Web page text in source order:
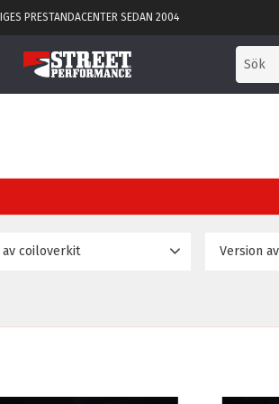
PRESTANDACENTER SEDAN 2004
av coiloverkit Version